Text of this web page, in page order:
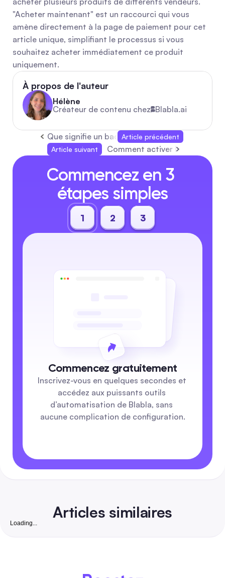
"Acheter maintenant" est un raccourci qui vous
amène directement à la page de paiement pour cet
article unique, simplifiant le processus si vous
souhaitez acheter immédiatement ce produit
uniquement.
À propos de l'auteur
Hélène
Créateur de contenu chez Blabla.ai
Que signifie un badge bleu sur TikTok et
Article précédent
Article suivant
Comment activer les
Commencez en 3
étapes simples
1 2 3
Commencez gratuitement
Inscrivez-vous en quelques secondes et
accédez aux puissants outils
d’automatisation de Blabla, sans
aucune complication de configuration.
Articles similaires
Loading...